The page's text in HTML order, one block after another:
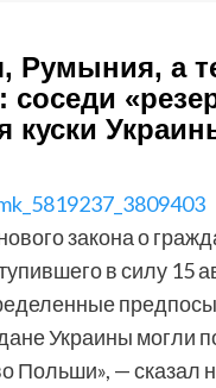
Румыния, а
соседи
куски
закона о
в силу 15
Украины могли
Польши», — сказал